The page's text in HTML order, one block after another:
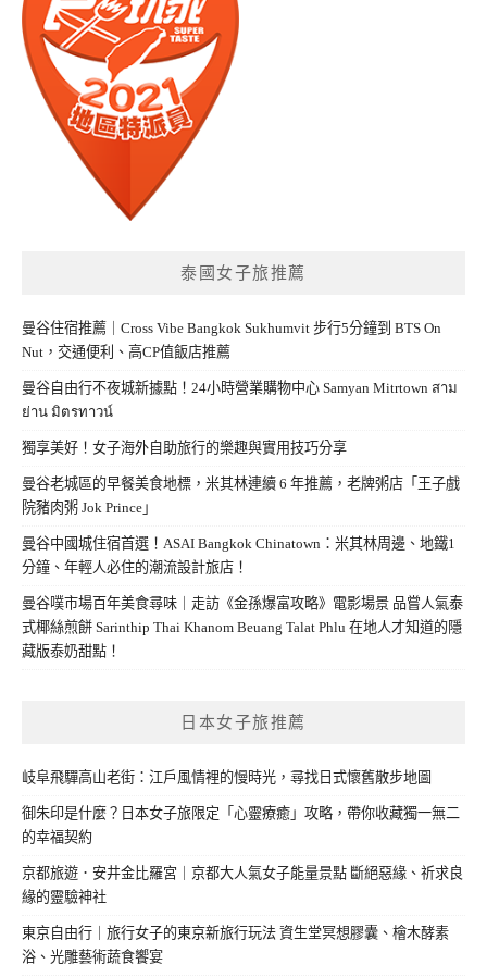
泰國女子旅推薦
曼谷住宿推薦｜Cross Vibe Bangkok Sukhumvit 步行5分鐘到 BTS On
Nut，交通便利、高CP值飯店推薦
曼谷自由行不夜城新據點！24小時營業購物中心 Samyan Mitrtown สาม
ย่าน มิตรทาวน์
獨享美好！女子海外自助旅行的樂趣與實用技巧分享
曼谷老城區的早餐美食地標，米其林連續 6 年推薦，老牌粥店「王子戲
院豬肉粥 Jok Prince」
曼谷中國城住宿首選！ASAI Bangkok Chinatown：米其林周邊、地鐵1
分鐘、年輕人必住的潮流設計旅店！
曼谷噗市場百年美食尋味｜走訪《金孫爆富攻略》電影場景 品嘗人氣泰
式椰絲煎餅 Sarinthip Thai Khanom Beuang Talat Phlu 在地人才知道的隱
藏版泰奶甜點！
日本女子旅推薦
岐阜飛驒高山老街：江戶風情裡的慢時光，尋找日式懷舊散步地圖
御朱印是什麼？日本女子旅限定「心靈療癒」攻略，帶你收藏獨一無二
的幸福契約
京都旅遊．安井金比羅宮｜京都大人氣女子能量景點 斷絕惡緣、祈求良
緣的靈驗神社
東京自由行｜旅行女子的東京新旅行玩法 資生堂冥想膠囊、檜木酵素
浴、光雕藝術蔬食饗宴